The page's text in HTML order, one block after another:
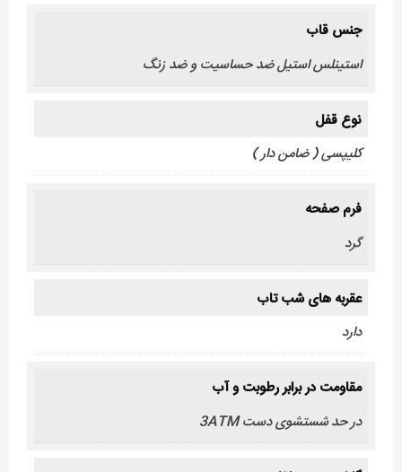
جنس قاب
استینلس استیل ضد حساسیت و ضد زنگ
نوع قفل
کلیپسی ( ضامن دار )
فرم صفحه
گرد
عقربه های شب تاب
دارد
مقاومت در برابر رطوبت و آب
در حد شستشوی دست 3ATM